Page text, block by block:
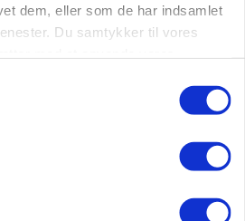
dem, eller som de har indsamlet
Du samtykker til vores
Annonce
Loading...